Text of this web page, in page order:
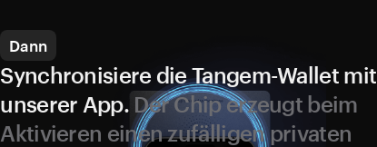
Dann
Synchronisiere die Tangem-Wallet mit
unserer App.Der Chip erzeugt beim
Aktivieren einen zufälligen privaten